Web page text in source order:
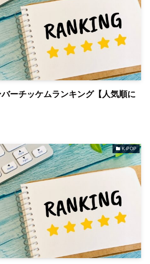
ーチッケムランキング【人気順に
K-POP